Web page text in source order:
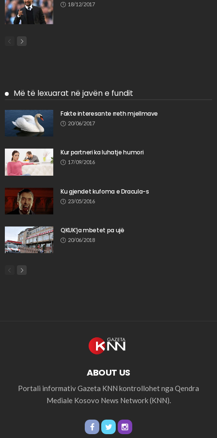
18/12/2017
Më të lexuarat në javën e fundit
Fakte interesante rreth mjellmave
20/06/2017
Kur partneri ka luhatje humori
17/09/2016
Ku gjendet kufoma e Dracula-s
23/05/2016
QKUK’ja mbetet pa ujë
20/06/2018
ABOUT US
Portali informativ Gazeta KNN kontrollohet nga Qendra
Mediale Kosovo News Network (KNN).